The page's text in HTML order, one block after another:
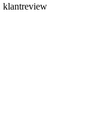
klantreview